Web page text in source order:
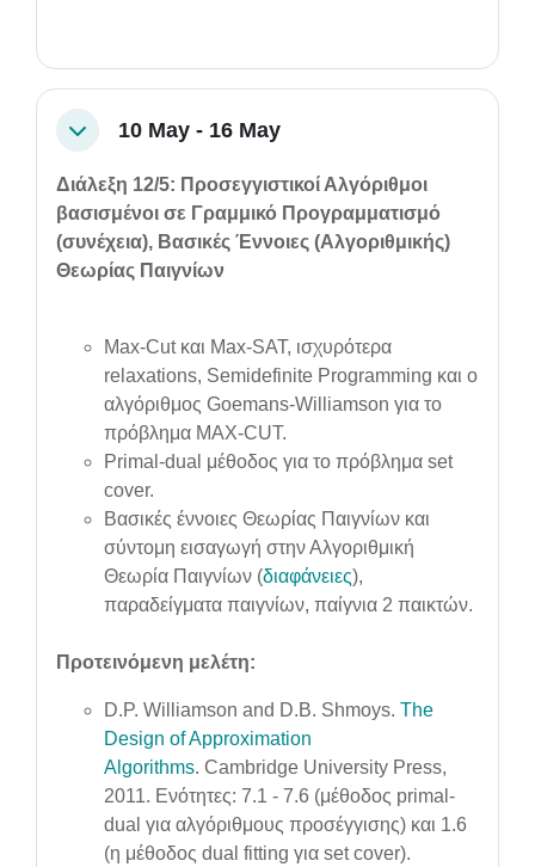
Collapse10 May - 16 May
Διάλεξη 12/5: Προσεγγιστικοί Αλγόριθμοι
βασισμένοι σε Γραμμικό Προγραμματισμό
(συνέχεια), Βασικές Έννοιες (Αλγοριθμικής)
Θεωρίας Παιγνίων
Max-Cut και Max-SAT, ισχυρότερα
relaxations, Semidefinite Programming και o
αλγόριθμος Goemans-Williamson για το
πρόβλημα MAX-CUT.
Primal-dual μέθοδος για το πρόβλημα set
cover.
Βασικές έννοιες Θεωρίας Παιγνίων και
σύντομη εισαγωγή στην Αλγοριθμική
Θεωρία Παιγνίων (διαφάνειες),
παραδείγματα παιγνίων, παίγνια 2 παικτών.
Προτεινόμενη μελέτη:
D.P. Williamson and D.B. Shmoys. The
Design of Approximation
Algorithms. Cambridge University Press,
2011. Ενότητες: 7.1 - 7.6 (μέθοδος primal-
dual για αλγόριθμους προσέγγισης) και 1.6
(η μέθοδος dual fitting για set cover).